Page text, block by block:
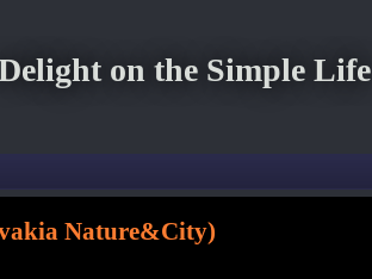
on the Simple Life
Nature&City)